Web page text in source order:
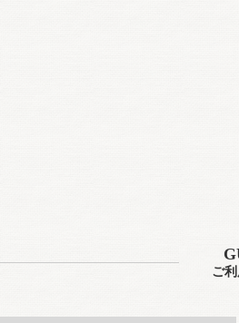
ご